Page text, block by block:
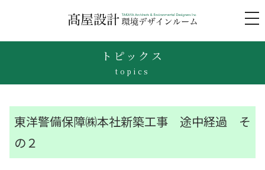
トピックス
topics
東洋警備保障㈱本社新築工事 途中経過 そ
の２